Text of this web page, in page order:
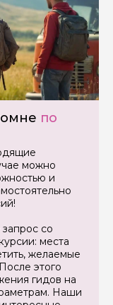
по
можно
и
со
места
желаемые
этого
гидов на
Наши
можете их
персональных